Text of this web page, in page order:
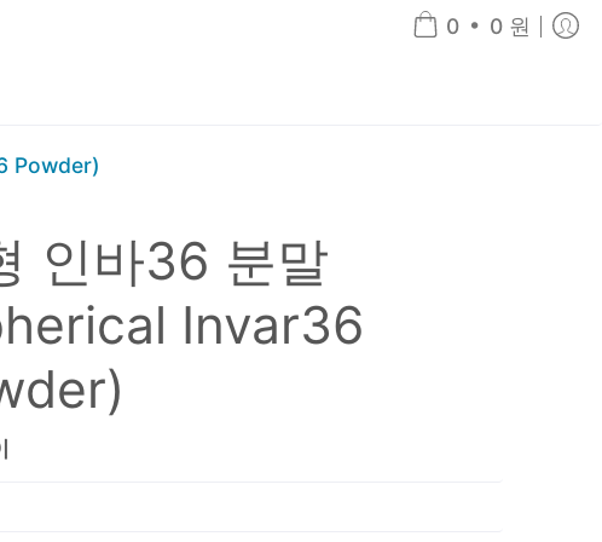
0 • 0 원
Powder)
인바36 분말
Invar36